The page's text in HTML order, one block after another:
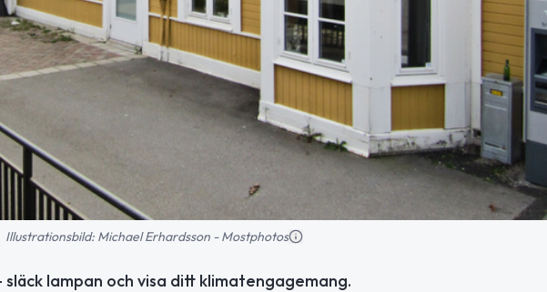
Illustrationsbild: Michael Erhardsson - Mostphotos
lampan och visa ditt klimatengagemang.